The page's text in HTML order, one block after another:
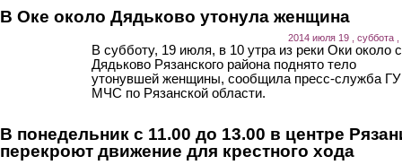
В Оке около Дядьково утонула женщина
2014 июля 19 , суббота ,
В субботу, 19 июля, в 10 утра из реки Оки около
Дядьково Рязанского района поднято тело
утонувшей женщины, сообщила пресс-служба ГУ
МЧС по Рязанской области.
В понедельник с 11.00 до 13.00 в центре
перекроют движение для крестного хода